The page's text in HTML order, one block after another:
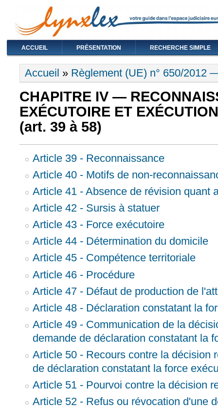
ACCUEIL PRÉSENTATION RECHERCHE SIMPLE
Vous êtes ici
Accueil » Règlement (UE) n° 650/2012
CHAPITRE IV —
EXÉCUTOIRE ET
(art. 39 à 58)
Article 39 - Reconnaissance
Article 40 - Motifs de non-
Article 41 - Absence de révision quant
Article 42 - Sursis à statuer
Article 43 - Force exécutoire
Article 44 - Détermination du domicile
Article 45 - Compétence territoriale
Article 46 - Procédure
Article 47 - Défaut de production de
Article 48 - Déclaration constatant la
Article 49 - Communication de la
demande de déclaration constatant la
Article 50 - Recours contre la décision
de déclaration constatant la force
Article 51 - Pourvoi contre la décision
Article 52 - Refus ou révocation d'une